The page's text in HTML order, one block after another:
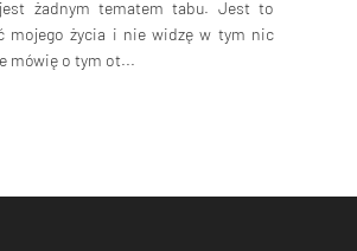
żadnym tematem tabu. Jest to
mojego życia i nie widzę w tym nic
mówię o tym ot...